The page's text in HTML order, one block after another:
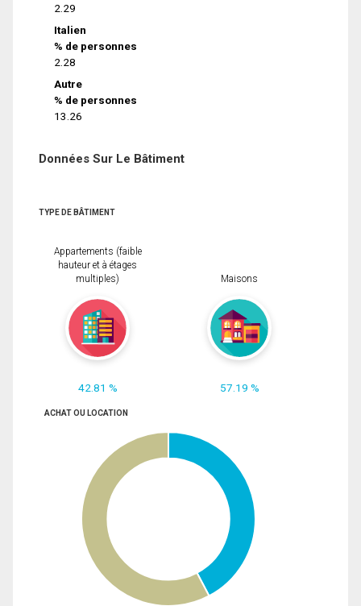
2.29
Italien
% de personnes
2.28
Autre
% de personnes
13.26
Données Sur Le Bâtiment
TYPE DE BÂTIMENT
Appartements (faible
hauteur et à étages
multiples)
42.81 %
Maisons
57.19 %
ACHAT OU LOCATION